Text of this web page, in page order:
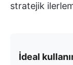
stratejik
İdeal